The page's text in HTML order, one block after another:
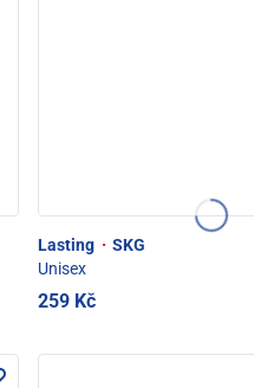
Lasting · SKG
Unisex
259 Kč